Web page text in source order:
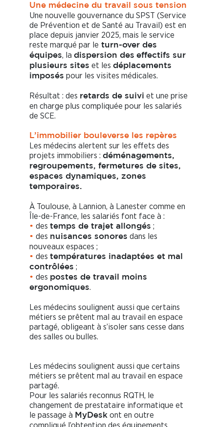
Une médecine du travail sous tension
Une nouvelle gouvernance du SPST (Service
de Prévention et de Santé au Travail) est en
place depuis janvier 2025, mais le service
reste marqué par le turn-over des
équipes, la dispersion des effectifs sur
plusieurs sites et les déplacements
imposés pour les visites médicales.
Résultat : des retards de suivi et une prise
en charge plus compliquée pour les salariés
de SCE.
L’immobilier bouleverse les repères
Les médecins alertent sur les effets des
projets immobiliers : déménagements,
regroupements, fermetures de sites,
espaces dynamiques, zones
temporaires.
À Toulouse, à Lannion, à Lanester comme en
Île-de-France, les salariés font face à :
• des temps de trajet allongés ;
• des nuisances sonores dans les
nouveaux espaces ;
• des températures inadaptées et mal
contrôlées ;
• des postes de travail moins
ergonomiques.
Les médecins soulignent aussi que certains
métiers se prêtent mal au travail en espace
partagé, obligeant à s’isoler sans cesse dans
des salles ou bulles.
Les médecins soulignent aussi que certains
métiers se prêtent mal au travail en espace
partagé.
Pour les salariés reconnus RQTH, le
changement de prestataire informatique et
le passage à MyDesk ont en outre
compliqué l’obtention des équipements